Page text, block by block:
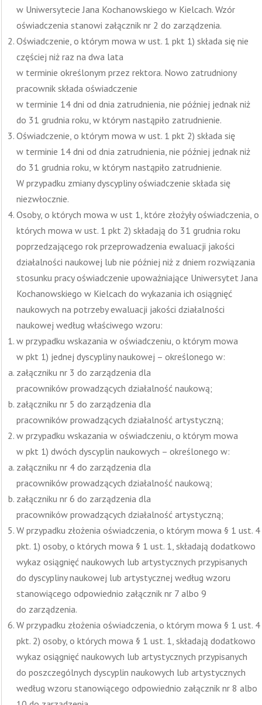
w Uniwersytecie Jana Kochanowskiego w Kielcach. Wzór
oświadczenia stanowi załącznik nr 2 do zarządzenia.
Oświadczenie, o którym mowa w ust. 1 pkt 1) składa się nie
częściej niż raz na dwa lata
w terminie określonym przez rektora. Nowo zatrudniony
pracownik składa oświadczenie
w terminie 14 dni od dnia zatrudnienia, nie później jednak niż
do 31 grudnia roku, w którym nastąpiło zatrudnienie.
Oświadczenie, o którym mowa w ust. 1 pkt 2) składa się
w terminie 14 dni od dnia zatrudnienia, nie później jednak niż
do 31 grudnia roku, w którym nastąpiło zatrudnienie.
W przypadku zmiany dyscypliny oświadczenie składa się
niezwłocznie.
Osoby, o których mowa w ust 1, które złożyły oświadczenia, o
których mowa w ust. 1 pkt 2) składają do 31 grudnia roku
poprzedzającego rok przeprowadzenia ewaluacji jakości
działalności naukowej lub nie później niż z dniem rozwiązania
stosunku pracy oświadczenie upoważniające Uniwersytet Jana
Kochanowskiego w Kielcach do wykazania ich osiągnięć
naukowych na potrzeby ewaluacji jakości działalności
naukowej według właściwego wzoru:
w przypadku wskazania w oświadczeniu, o którym mowa
w pkt 1) jednej dyscypliny naukowej – określonego w:
załączniku nr 3 do zarządzenia dla
pracowników prowadzących działalność naukową;
załączniku nr 5 do zarządzenia dla
pracowników prowadzących działalność artystyczną;
w przypadku wskazania w oświadczeniu, o którym mowa
w pkt 1) dwóch dyscyplin naukowych – określonego w:
załączniku nr 4 do zarządzenia dla
pracowników prowadzących działalność naukową;
załączniku nr 6 do zarządzenia dla
pracowników prowadzących działalność artystyczną;
W przypadku złożenia oświadczenia, o którym mowa § 1 ust. 4
pkt. 1) osoby, o których mowa § 1 ust. 1, składają dodatkowo
wykaz osiągnięć naukowych lub artystycznych przypisanych
do dyscypliny naukowej lub artystycznej według wzoru
stanowiącego odpowiednio załącznik nr 7 albo 9
do zarządzenia.
W przypadku złożenia oświadczenia, o którym mowa § 1 ust. 4
pkt. 2) osoby, o których mowa § 1 ust. 1, składają dodatkowo
wykaz osiągnięć naukowych lub artystycznych przypisanych
do poszczególnych dyscyplin naukowych lub artystycznych
według wzoru stanowiącego odpowiednio załącznik nr 8 albo